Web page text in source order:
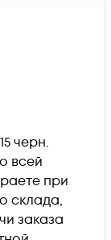
черн.
всей
при
склада,
заказа